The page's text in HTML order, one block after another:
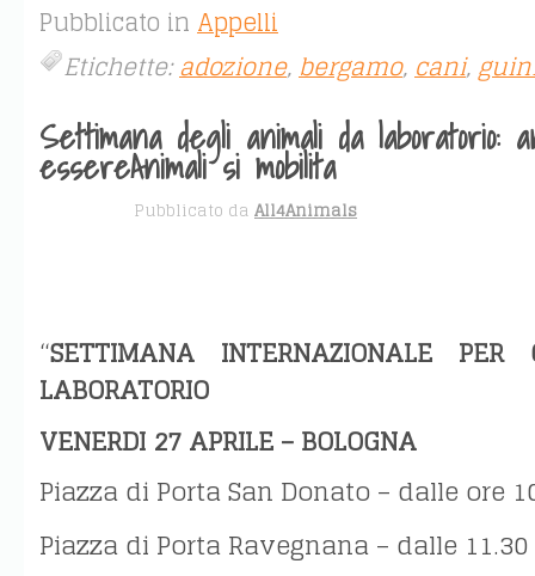
Pubblicato in Appelli
Etichette:adozione,bergamo,cani,
Settimana degli animali da laboratorio:
essereAnimali si mobilita
Pubblicato da All4Animals
“SETTIMANA INTERNAZIONALE
LABORATORIO
VENERDI 27 APRILE – BOLOGNA
Piazza di Porta San Donato – dalle ore
Piazza di Porta Ravegnana – dalle